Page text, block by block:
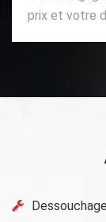
prix et votre